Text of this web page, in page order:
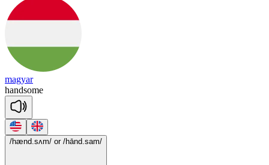
magyar
handsome
/hænd.sʌm/ or /hānd.sam/